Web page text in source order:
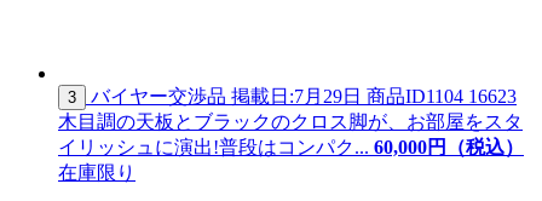
3 バイヤー交渉品 掲載日:7月29日 商品ID1104 16623
木目調の天板とブラックのクロス脚が、お部屋をスタ
イリッシュに演出!普段はコンパク... 60,000円（税込）
在庫限り